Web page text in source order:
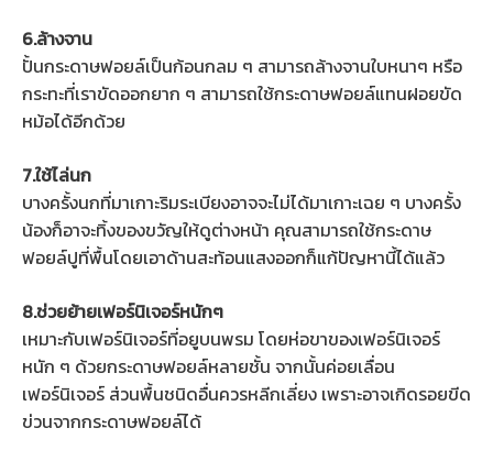
6.ล้างจาน
ปั้นกระดาษฟอยล์เป็นก้อนกลม ๆ สามารถล้างจานใบหนาๆ หรือ
กระทะที่เราขัดออกยาก ๆ สามารถใช้กระดาษฟอยล์แทนฝอยขัด
หม้อได้อีกด้วย
7.ใช้ไล่นก
บางครั้งนกที่มาเกาะริมระเบียงอาจจะไม่ได้มาเกาะเฉย ๆ บางครั้ง
น้องก็อาจะทิ้งของขวัญให้ดูต่างหน้า คุณสามารถใช้กระดาษ
ฟอยล์ปูที่พื้นโดยเอาด้านสะท้อนแสงออกก็แก้ปัญหานี้ได้แล้ว
8.ช่วยย้ายเฟอร์นิเจอร์หนักๆ
เหมาะกับเฟอร์นิเจอร์ที่อยูบนพรม โดยห่อขาของเฟอร์นิเจอร์
หนัก ๆ ด้วยกระดาษฟอยล์หลายชั้น จากนั้นค่อยเลื่อน
เฟอร์นิเจอร์ ส่วนพื้นชนิดอื่นควรหลีกเลี่ยง เพราะอาจเกิดรอยขีด
ข่วนจากกระดาษฟอยล์ได้